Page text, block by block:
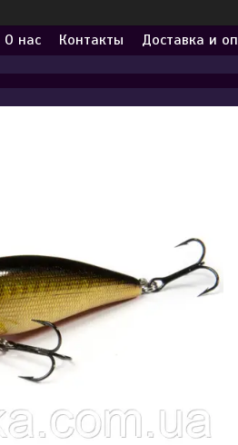
О нас Контакты Доставка и